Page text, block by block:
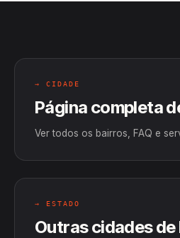
→ CIDADE
Página completa
Ver todos os bairros, FAQ e
→ ESTADO
Outras cidades de